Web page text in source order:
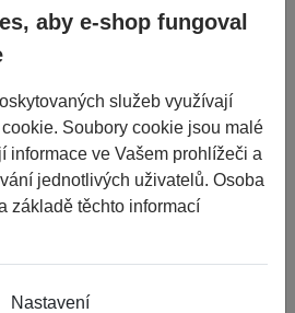
205
aby e-shop fungoval
služeb využívají
Soubory cookie jsou malé
informace ve Vašem prohlížeči a
jednotlivých uživatelů. Osoba
základě těchto informací
Nastavení